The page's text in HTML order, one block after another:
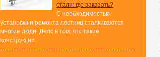
стали: где заказать?
С необходимостью
установки и ремонта лестниц сталкиваются
многие люди. Дело в том, что такие
конструкции